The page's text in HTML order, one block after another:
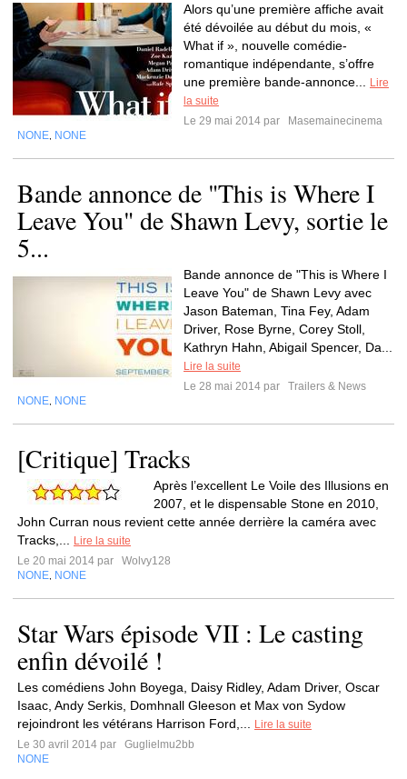
Alors qu’une première affiche avait
été dévoilée au début du mois, «
What if », nouvelle comédie-
romantique indépendante, s’offre
une première bande-annonce...
Lire
la suite
Le 29 mai 2014 par
Masemainecinema
NONE NONE
Bande annonce de "This is Where I
Leave You" de Shawn Levy, sortie le
5...
Bande annonce de "This is Where I
Leave You" de Shawn Levy avec
Jason Bateman, Tina Fey, Adam
Driver, Rose Byrne, Corey Stoll,
Kathryn Hahn, Abigail Spencer, Da...
Lire la suite
Le 28 mai 2014 par
Trailers & News
NONE NONE
[Critique] Tracks
Après l’excellent Le Voile des Illusions en
2007, et le dispensable Stone en 2010,
John Curran nous revient cette année derrière la caméra avec
Tracks,...
Lire la suite
Le 20 mai 2014 par
Wolvy128
NONE NONE
Star Wars épisode VII : Le casting
Les comédiens John Boyega, Daisy Ridley, Adam Driver, Oscar
Isaac, Andy Serkis, Domhnall Gleeson et Max von Sydow
rejoindront les vétérans Harrison Ford,...
Lire la suite
Le 30 avril 2014 par
Guglielmu2bb
NONE